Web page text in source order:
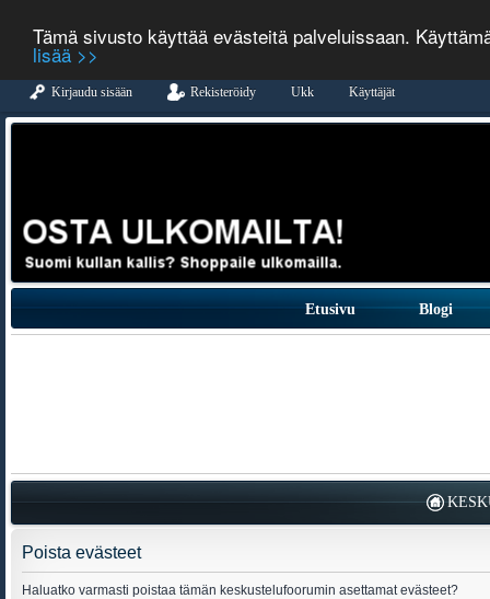
Tämä sivusto käyttää evästeitä palveluissaan.
lisää >>
Kirjaudu sisään Rekisteröidy Ukk Käyttäjät
Etusivu Blogi
Poista evästeet
Haluatko varmasti poistaa tämän keskustelufoorumin asettamat evästeet?